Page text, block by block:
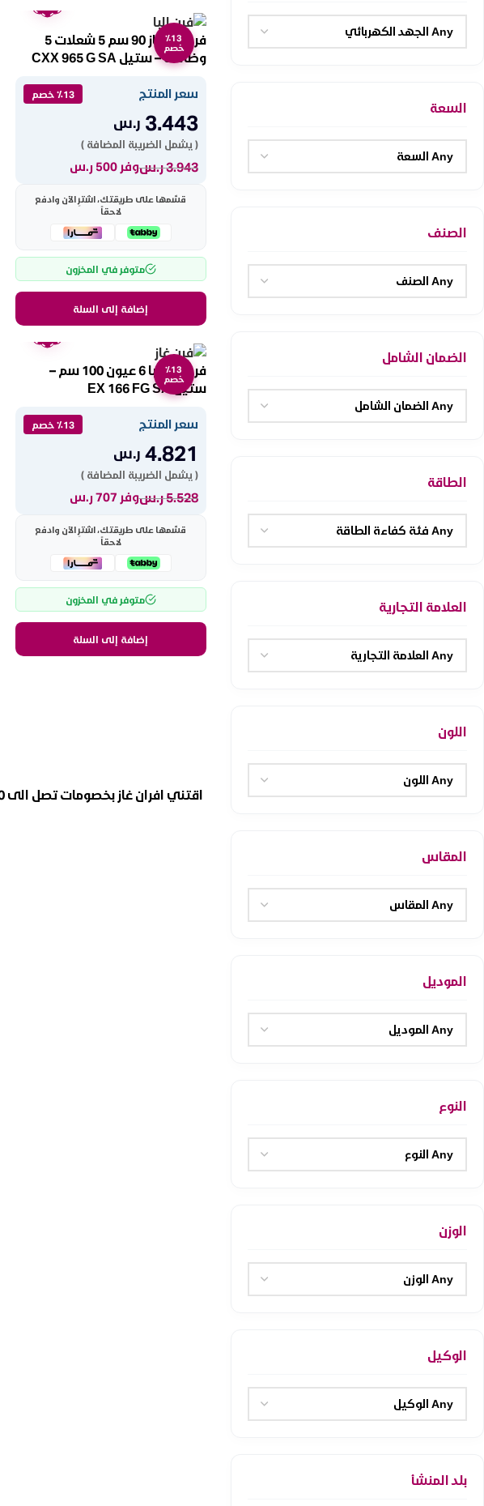
السعة
الصنف
الضمان الشامل
الطاقة
العلامة التجارية
اللون
المقاس
الموديل
النوع
الوزن
الوكيل
بلد المنشأ
٪13
خصم
فرن البا غاز 90 سم 5 شعلات 5
وظائف – ستيل CXX 965 G SA
سعر المنتج ٪13 خصم
3.443 ر.س
( يشمل الضريبة المضافة )
3.943ر.سوفر 500 ر.س
قسّمها على طريقتك، اشترِ الآن وادفع
لاحقاً
متوفر في المخزون
إضافة إلى السلة
٪13
خصم
ضمان
فرن غاز البا 6 عيون 100 سم –
ستيل EX 166 FG SA
سعر المنتج ٪13 خصم
4.821 ر.س
( يشمل الضريبة المضافة )
5.528ر.سوفر 707 ر.س
قسّمها على طريقتك، اشترِ الآن وادفع
لاحقاً
متوفر في المخزون
إضافة إلى السلة